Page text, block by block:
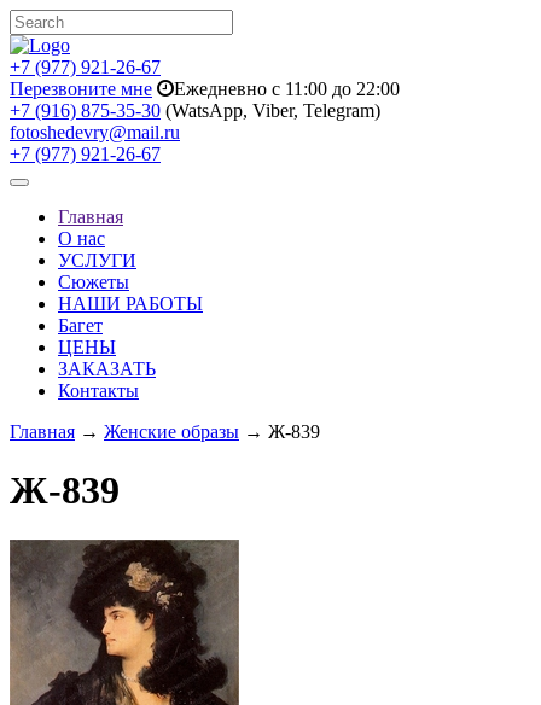
+7 (977) 921-26-67
Перезвоните мне
Ежедневно с 11:00 до 22:00
+7 (916) 875-35-30 (WatsApp, Viber, Telegram)
fotoshedevry@mail.ru
+7 (977) 921-26-67
Toggle
navigationГлавная
О нас
УСЛУГИ
Сюжеты
НАШИ РАБОТЫ
Багет
ЦЕНЫ
ЗАКАЗАТЬ
Контакты
Главная → Женские образы → Ж-839
Ж-839